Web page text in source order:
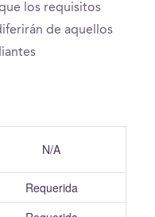
los requisitos
de aquellos
N/A
Requerida